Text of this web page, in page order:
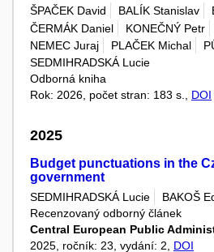
ŠPAČEK David BALÍK Stanislav
ČERMÁK Daniel
KONEČNÝ Petr
NEMEC Juraj
PLAČEK Michal
SEDMIHRADSKÁ Lucie
Odborná kniha
Rok: 2026, počet stran: 183 s., DOI
2025
Budget punctuations in the
government
SEDMIHRADSKÁ Lucie
BAKOŠ
Recenzovaný odborný článek
Central European Public
2025, ročník: 23, vydání: 2, DOI